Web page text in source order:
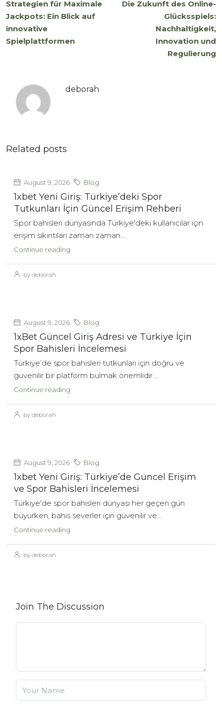
Strategien für Maximale
Jackpots: Ein Blick auf
innovative
Spielplattformen
Die Zukunft des Online-
Glücksspiels:
Nachhaltigkeit,
Innovation und
Regulierung
deborah
Related posts
August 9, 2026 Blog
1xbet Yeni Giriş: Türkiye’deki Spor
Tutkunları İçin Güncel Erişim Rehberi
Spor bahisleri dünyasında Türkiye'deki kullanıcılar için
erişim sıkıntıları zaman zaman...
Continue reading
by deborah
August 9, 2026 Blog
1xBet Güncel Giriş Adresi ve Türkiye İçin
Spor Bahisleri İncelemesi
Türkiye’de spor bahisleri tutkunları için doğru ve
güvenilir bir platform bulmak önemlidir....
Continue reading
by deborah
August 9, 2026 Blog
1xbet Yeni Giriş: Türkiye’de Güncel Erişim
ve Spor Bahisleri İncelemesi
Türkiye'de spor bahisleri dünyası her geçen gün
büyürken, bahis severler için güvenilir ve...
Continue reading
by deborah
Join The Discussion